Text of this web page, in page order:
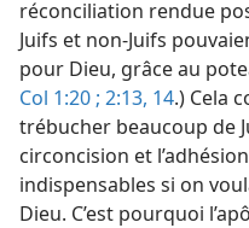
réconciliation rendue
Juifs et non-Juifs
pour Dieu, grâce au
Col 1:20 ; 2:13, 14.) Cela
trébucher beaucoup de
circoncision et
indispensables si on
Dieu. C’est pourquoi